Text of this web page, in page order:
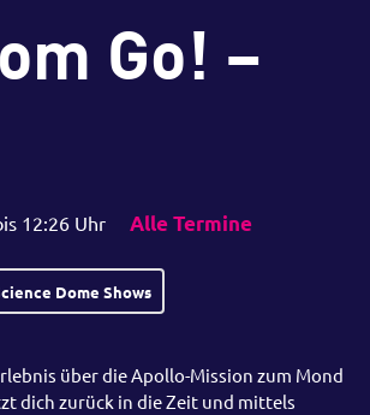
Go! –
12:26 Uhr Alle Termine
Dome Shows
über die Apollo-Mission zum Mond
dich zurück in die Zeit und mittels